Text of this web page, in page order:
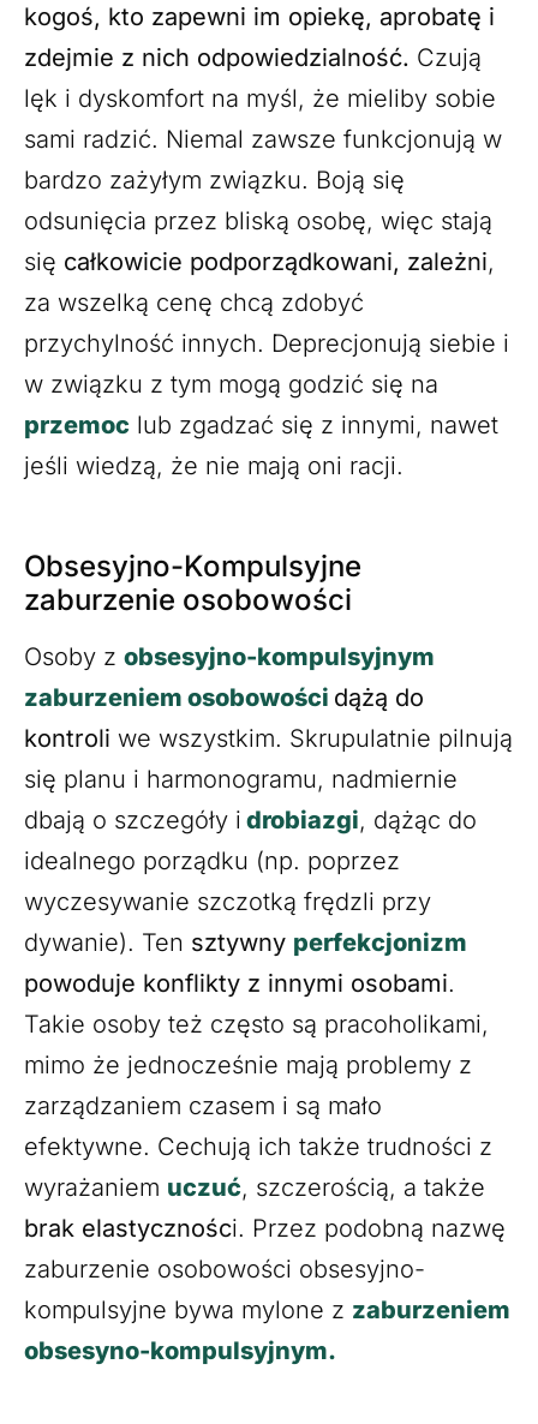
kogoś, kto zapewni im opiekę, aprobatę i
zdejmie z nich odpowiedzialność. Czują
lęk i dyskomfort na myśl, że mieliby sobie
sami radzić. Niemal zawsze funkcjonują w
bardzo zażyłym związku. Boją się
odsunięcia przez bliską osobę, więc stają
się całkowicie podporządkowani, zależni,
za wszelką cenę chcą zdobyć
przychylność innych. Deprecjonują siebie i
w związku z tym mogą godzić się na
przemoc lub zgadzać się z innymi, nawet
jeśli wiedzą, że nie mają oni racji.
Obsesyjno-Kompulsyjne
zaburzenie osobowości
Osoby z obsesyjno-kompulsyjnym
zaburzeniem osobowości dążą do
kontroli we wszystkim. Skrupulatnie pilnują
się planu i harmonogramu, nadmiernie
dbają o szczegóły i drobiazgi, dążąc do
idealnego porządku (np. poprzez
wyczesywanie szczotką frędzli przy
dywanie). Ten sztywny perfekcjonizm
powoduje konflikty z innymi osobami.
Takie osoby też często są pracoholikami,
mimo że jednocześnie mają problemy z
zarządzaniem czasem i są mało
efektywne. Cechują ich także trudności z
wyrażaniem uczuć, szczerością, a także
brak elastyczności. Przez podobną nazwę
zaburzenie osobowości obsesyjno-
kompulsyjne bywa mylone z zaburzeniem
obsesyno-kompulsyjnym.